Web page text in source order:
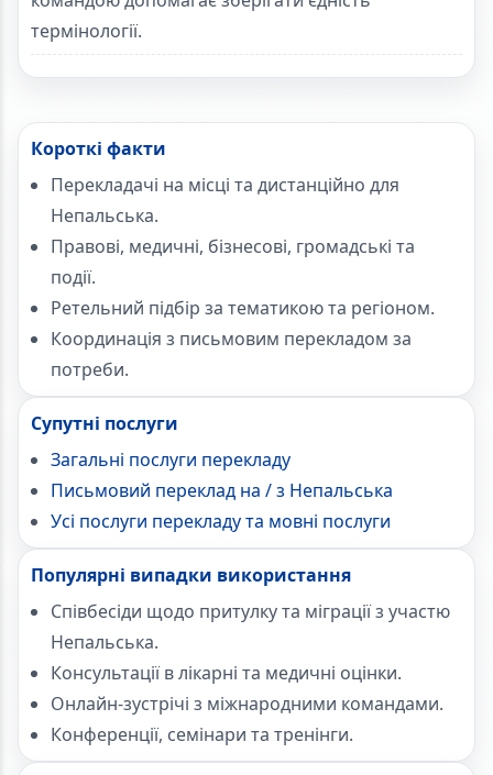
термінології.
Короткі факти
Перекладачі на місці та дистанційно для
Непальська.
Правові, медичні, бізнесові, громадські та
події.
Ретельний підбір за тематикою та регіоном.
Координація з письмовим перекладом за
потреби.
Супутні послуги
Загальні послуги перекладу
Письмовий переклад на / з Непальська
Усі послуги перекладу та мовні послуги
Популярні випадки використання
Співбесіди щодо притулку та міграції з участю
Непальська.
Консультації в лікарні та медичні оцінки.
Онлайн-зустрічі з міжнародними командами.
Конференції, семінари та тренінги.